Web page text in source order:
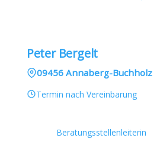
Peter Bergelt
09456 Annaberg-Buchholz
Termin nach Vereinbarung
Beratungsstellenleiterin